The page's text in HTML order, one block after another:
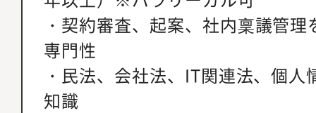
・契約審査、起案、社内稟議管
専門性
・民法、会社法、IT関連法、個
知識